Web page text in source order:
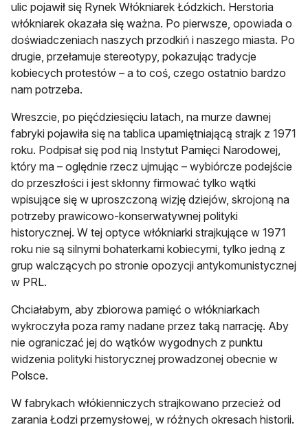
ulic pojawił się Rynek Włókniarek Łódzkich. Herstoria
włókniarek okazała się ważna. Po pierwsze, opowiada o
doświadczeniach naszych przodkiń i naszego miasta. Po
drugie, przełamuje stereotypy, pokazując tradycje
kobiecych protestów – a to coś, czego ostatnio bardzo
nam potrzeba.
Wreszcie, po pięćdziesięciu latach, na murze dawnej
fabryki pojawiła się na tablica upamiętniającą strajk z 1971
roku. Podpisał się pod nią Instytut Pamięci Narodowej,
który ma – oględnie rzecz ujmując – wybiórcze podejście
do przeszłości i jest skłonny firmować tylko wątki
wpisujące się w uproszczoną wizję dziejów, skrojoną na
potrzeby prawicowo-konserwatywnej polityki
historycznej. W tej optyce włókniarki strajkujące w 1971
roku nie są silnymi bohaterkami kobiecymi, tylko jedną z
grup walczących po stronie opozycji antykomunistycznej
w PRL.
Chciałabym, aby zbiorowa pamięć o włókniarkach
wykroczyła poza ramy nadane przez taką narrację. Aby
nie ograniczać jej do wątków wygodnych z punktu
widzenia polityki historycznej prowadzonej obecnie w
Polsce.
W fabrykach włókienniczych strajkowano przecież od
zarania Łodzi przemysłowej, w różnych okresach historii.